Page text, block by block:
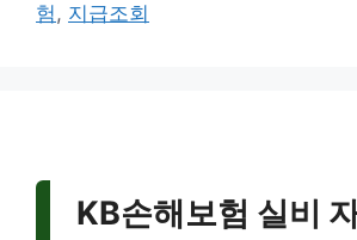
리
험, 지급조회
KB손해보험 실비